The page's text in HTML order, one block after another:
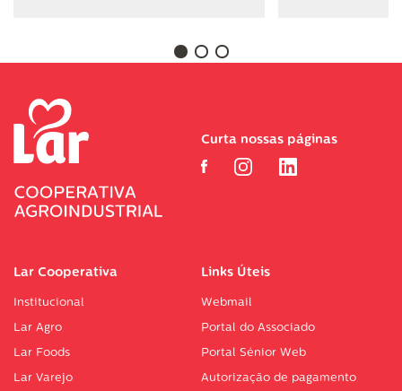
Lar Cooperativa
Institucional
Lar Agro
Lar Foods
Lar Varejo
Links Úteis
Webmail
Portal do Associado
Portal Sénior Web
Autorização de pagamento
Curta nossas páginas